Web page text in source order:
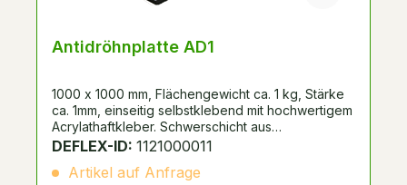
Antidröhnplatte AD1
1000 x 1000 mm, Flächengewicht ca. 1 kg, Stärke
ca. 1mm, einseitig selbstklebend mit hochwertigem
Acrylathaftkleber. Schwerschicht aus
bitumenimprägnierter Wollfilzpappe zur
Besonders geeignet zur Entdröhnung dünner
DEFLEX-ID: 1121000011
Artikel auf Anfrage